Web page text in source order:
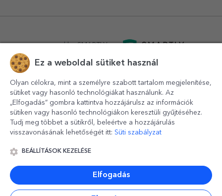
powered bySMARTLY.ro
© 2016-2026 StarGift
contact@stargift.hu
www.stargift.hu
Ez a weboldal sütiket használ
Olyan célokra, mint a személyre szabott tartalom megjelenítése,
sütiket vagy hasonló technológiákat használunk. Az
„Elfogadás” gombra kattintva hozzájárulsz az információk
sütiken vagy hasonló technológiákon keresztüli gyűjtéséhez.
Tudj meg többet a sütikről, beleértve a hozzájárulás
visszavonásának lehetőségét itt: Süti szabályzat
BEÁLLÍTÁSOK KEZELÉSE
Elfogadás